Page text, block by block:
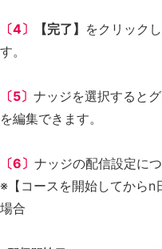
〔4〕 【完了】 をクリック
す。
〔5〕 ナッジを選択すると
を編集できます。
〔6〕 ナッジの配信設定に
※【コースを開始してから
場合